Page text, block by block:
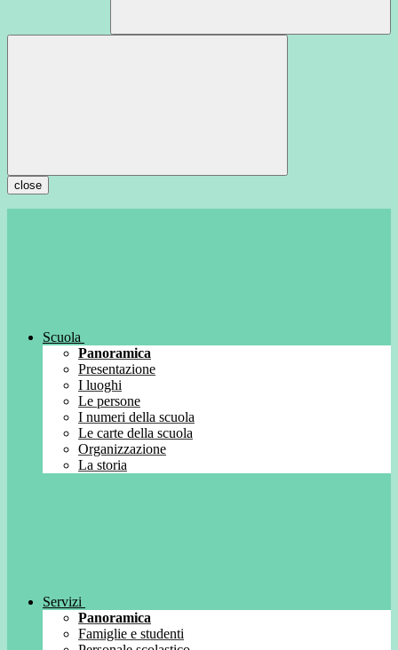
close
Scuola
Panoramica
Presentazione
I luoghi
Le persone
I numeri della scuola
Le carte della scuola
Organizzazione
La storia
Servizi
Panoramica
Famiglie e studenti